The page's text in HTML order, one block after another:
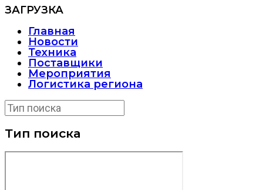
ЗАГРУЗКА
Главная
Новости
Техника
Поставщики
Мероприятия
Логистика региона
Тип поиска